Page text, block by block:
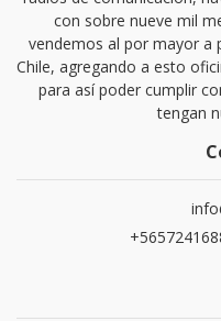
con sobre nueve mil
vendemos al por mayor a
Chile, agregando a esto
para así poder cumplir
tengan